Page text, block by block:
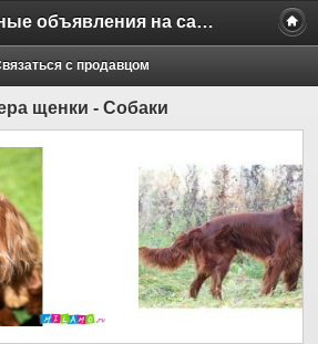
Бесплатные объявления на сайте MILAMO.ru
с продавцом
щенки - Собаки